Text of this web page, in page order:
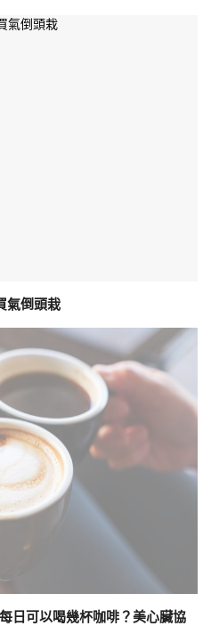
氣倒頭栽
日可以喝幾杯咖啡？美心臟協